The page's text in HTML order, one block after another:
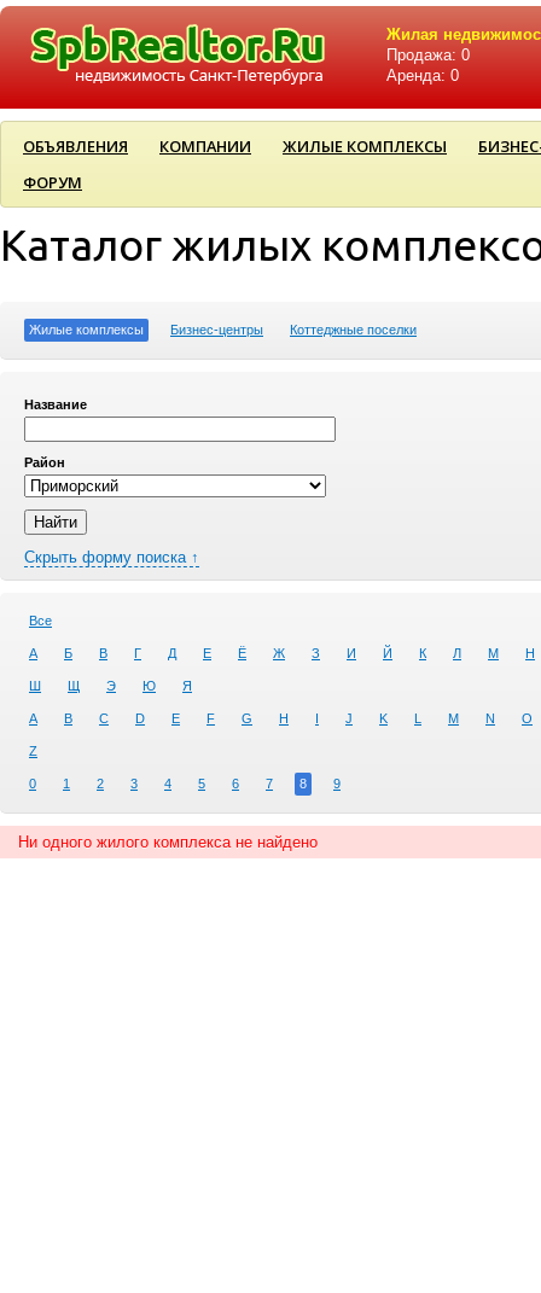
Жилая
Продажа: 0
Аренда: 0
ОБЪЯВЛЕНИЯ КОМПАНИИ ЖИЛЫЕ КОМПЛЕКСЫ
ФОРУМ
Каталог жилых
Жилые комплексы Бизнес-центры Коттеджные поселки
Название
Район
Скрыть форму поиска ↑
Все
А Б В Г Д Е Ё Ж З И Й К Л М Н
Ш Щ Э Ю Я
A B C D E F G H I J K L M N O
Z
0 1 2 3 4 5 6 7 8 9
Ни одного жилого комплекса не найдено